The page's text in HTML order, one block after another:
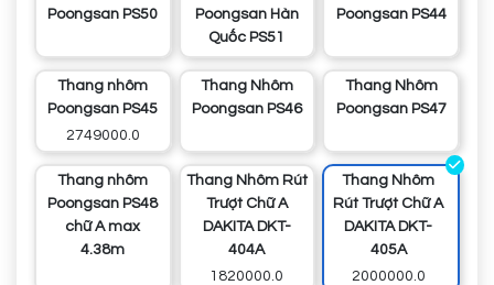
Poongsan PS50
Poongsan Hàn
Quốc PS51
Poongsan PS44
Thang nhôm
Poongsan PS45
2749000.0
Thang Nhôm
Poongsan PS46
Thang Nhôm
Poongsan PS47
Thang nhôm
Poongsan PS48
chữ A max
4.38m
Thang Nhôm Rút
Trượt Chữ A
DAKITA DKT-
404A
1820000.0
Thang Nhôm
Rút Trượt Chữ A
DAKITA DKT-
405A
2000000.0